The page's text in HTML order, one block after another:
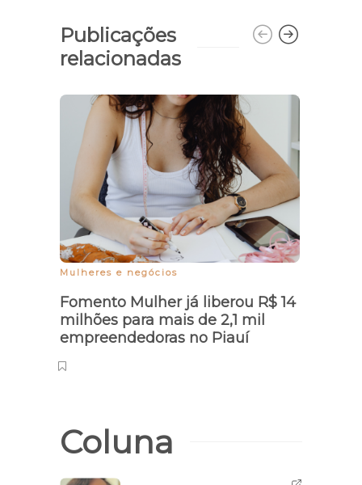
Publicações
relacionadas
Mulheres e negócios
Fomento Mulher já liberou R$ 14
milhões para mais de 2,1 mil
empreendedoras no Piauí
Coluna